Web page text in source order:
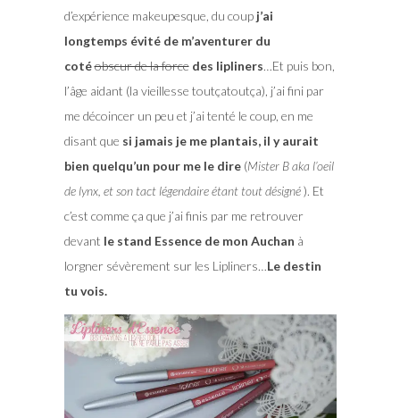
d’expérience makeupesque, du coupj’ai
longtemps évité de m’aventurer du
cotéobscur de la force des lipliners…Et puis bon,
l’âge aidant (la vieillesse toutçatoutça), j’ai fini par
me décoincer un peu et j’ai tenté le coup, en me
disant que si jamais je me plantais, il y aurait
bien quelqu’un pour me le dire(Mister B aka l’oeil
de lynx, et son tact légendaire étant tout désigné). Et
c’est comme ça que j’ai finis par me retrouver
devant le stand Essence de mon Auchan à
lorgner sévèrement sur les Lipliners…Le destin
tu vois.